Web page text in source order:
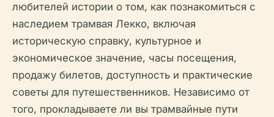
любителей истории о том, как познакомиться с
наследием трамвая Лекко, включая
историческую справку, культурное и
экономическое значение, часы посещения,
продажу билетов, доступность и практические
советы для путешественников. Независимо от
того, прокладываете ли вы трамвайные пути